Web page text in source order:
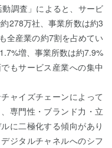
調査」によると、サービ
278万社、事業所数は約3
全産業の約7割を占めてい
増、事業所数は約7.9%
もサービス産業への集中
ャイズチェーンによって
専門性・ブランド力・立
に二極化する傾向があり
ジタルチャネルへのシフ